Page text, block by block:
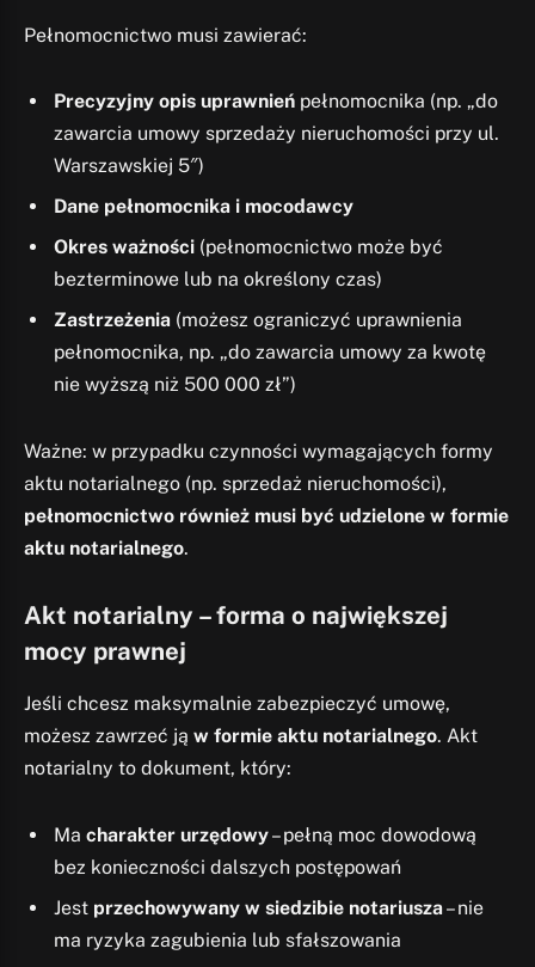
Pełnomocnictwo musi zawierać:
Precyzyjny opis uprawnień pełnomocnika (np. „do
zawarcia umowy sprzedaży nieruchomości przy ul.
Warszawskiej 5″)
Dane pełnomocnika i mocodawcy
Okres ważności (pełnomocnictwo może być
bezterminowe lub na określony czas)
Zastrzeżenia (możesz ograniczyć uprawnienia
pełnomocnika, np. „do zawarcia umowy za kwotę
nie wyższą niż 500 000 zł”)
Ważne: w przypadku czynności wymagających formy
aktu notarialnego (np. sprzedaż nieruchomości),
pełnomocnictwo również musi być udzielone w formie
aktu notarialnego.
Akt notarialny – forma o największej
mocy prawnej
Jeśli chcesz maksymalnie zabezpieczyć umowę,
możesz zawrzeć ją w formie aktu notarialnego. Akt
notarialny to dokument, który:
Ma charakter urzędowy– pełną moc dowodową
bez konieczności dalszych postępowań
Jest przechowywany w siedzibie notariusza– nie
ma ryzyka zagubienia lub sfałszowania